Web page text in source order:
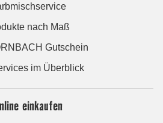
nach Maß
Gutschein
im Überblick
einkaufen